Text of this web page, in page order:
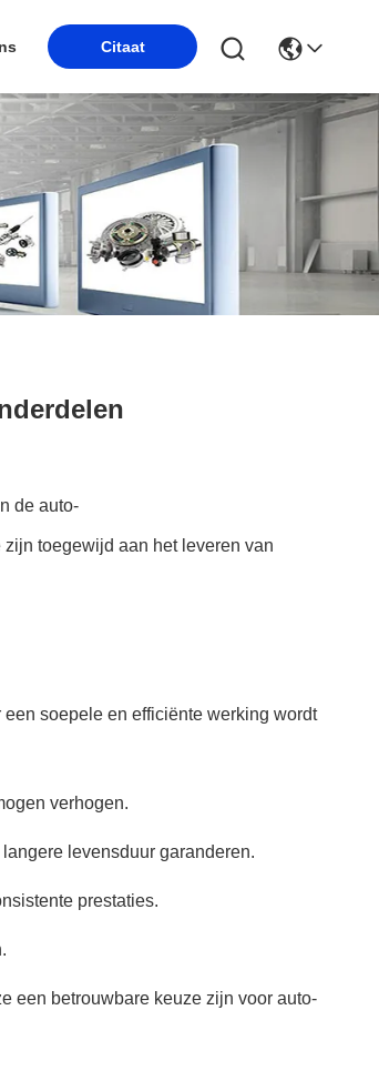
Citaat
de auto-
toegewijd aan het leveren van
soepele en efficiënte werking wordt
verhogen.
levensduur garanderen.
prestaties.
een betrouwbare keuze zijn voor auto-